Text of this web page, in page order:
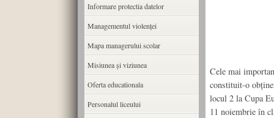
Cele mai
constituit-o
locul 2 la Cupa
11 noiembrie în
Informare protectia datelor
Managementul violenței
Mapa managerului scolar
Misiunea şi viziunea
Oferta educationala
Personalul liceului